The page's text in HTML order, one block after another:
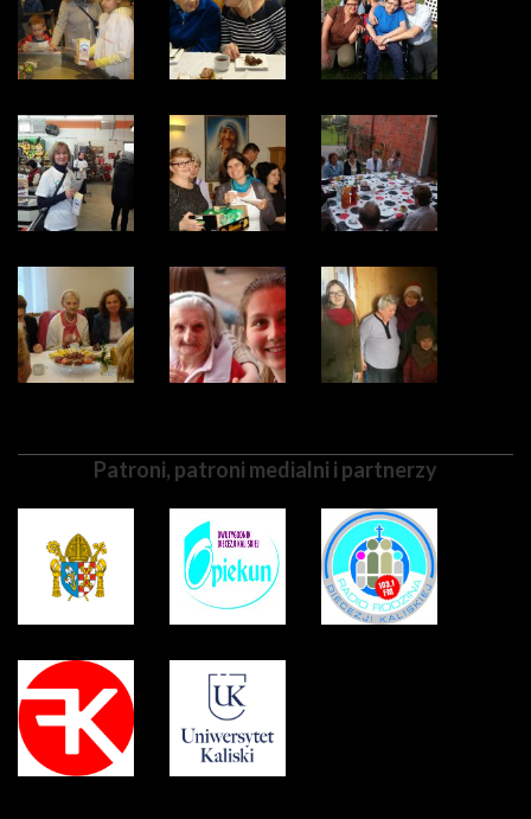
Patroni, patroni medialni i partnerzy